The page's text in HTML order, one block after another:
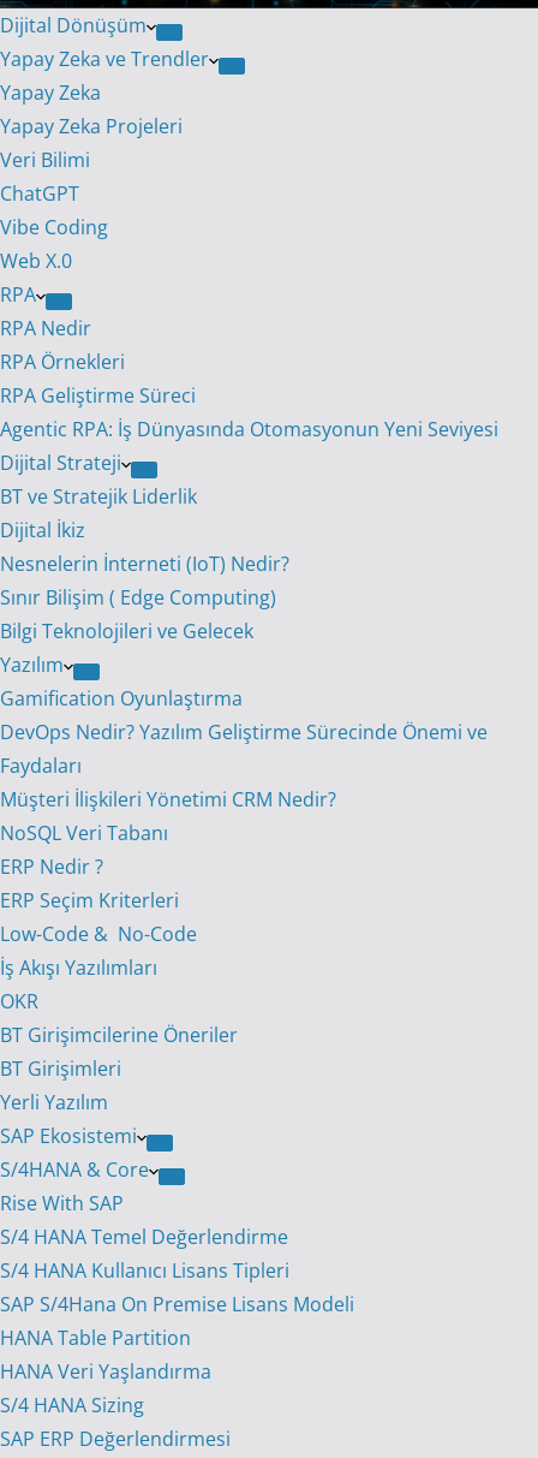
Dijital Dönüşüm
Yapay Zeka ve Trendler
Yapay Zeka
Yapay Zeka Projeleri
Veri Bilimi
ChatGPT
Vibe Coding
Web X.0
RPA
RPA Nedir
RPA Örnekleri
RPA Geliştirme Süreci
Agentic RPA: İş Dünyasında Otomasyonun Yeni Seviyesi
Dijital Strateji
BT ve Stratejik Liderlik
Dijital İkiz
Nesnelerin İnterneti (IoT) Nedir?
Sınır Bilişim ( Edge Computing)
Bilgi Teknolojileri ve Gelecek
Yazılım
Gamification Oyunlaştırma
DevOps Nedir? Yazılım Geliştirme Sürecinde Önemi ve
Faydaları
Müşteri İlişkileri Yönetimi CRM Nedir?
NoSQL Veri Tabanı
ERP Nedir ?
ERP Seçim Kriterleri
Low-Code & No-Code
İş Akışı Yazılımları
OKR
BT Girişimcilerine Öneriler
BT Girişimleri
Yerli Yazılım
SAP Ekosistemi
S/4HANA & Core
Rise With SAP
S/4 HANA Temel Değerlendirme
S/4 HANA Kullanıcı Lisans Tipleri
SAP S/4Hana On Premise Lisans Modeli
HANA Table Partition
HANA Veri Yaşlandırma
S/4 HANA Sizing
SAP ERP Değerlendirmesi